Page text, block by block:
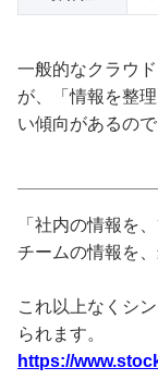
一般的なクラウ
が、「情報を整
い傾向があるの
「社内の情報を
チームの情報を
これ以上なくシ
られます。
https://